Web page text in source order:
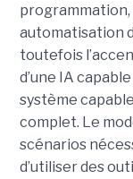
automatisation
toutefois
d’une IA
système
complet. Le
scénarios
d’utiliser des